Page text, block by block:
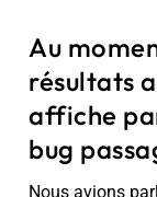
-
Au
résultats
affiche
bug
Nous avions